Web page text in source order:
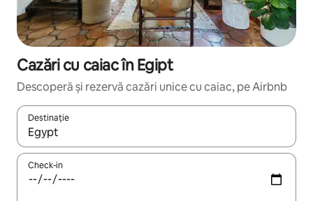
Cazări cu caiac în Egipt
Descoperă și rezervă cazări unice cu caiac, pe Airbnb
Destinație
Când se încarcă rezultatele, navighează folosind tastele
Check-in